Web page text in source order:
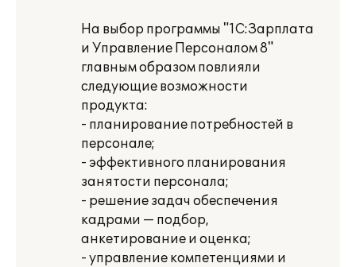
На выбор программы "1С:Зарплата
и Управление Персоналом 8"
главным образом повлияли
следующие возможности
продукта:
- планирование потребностей в
персонале;
- эффективного планирования
занятости персонала;
- решение задач обеспечения
кадрами — подбор,
анкетирование и оценка;
- управление компетенциями и